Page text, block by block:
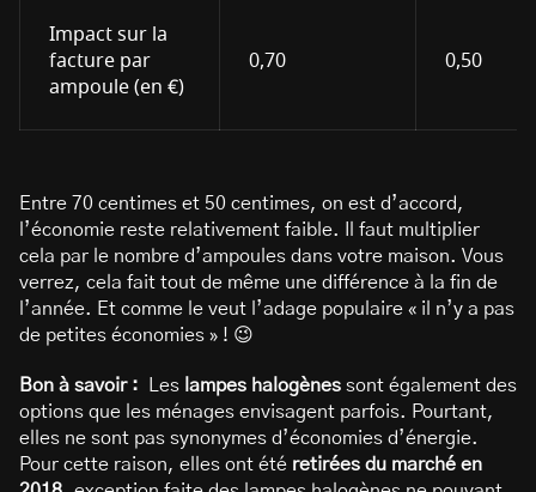
Impact sur la
facture par
ampoule (en €)
0,70 0,50
Entre 70 centimes et 50 centimes, on est d’accord,
l’économie reste relativement faible. Il faut multiplier
cela par le nombre d’ampoules dans votre maison. Vous
verrez, cela fait tout de même une différence à la fin de
l’année. Et comme le veut l’adage populaire « il n’y a pas
de petites économies » ! 😉
Bon à savoir : Les lampes halogènes sont également des
options que les ménages envisagent parfois. Pourtant,
elles ne sont pas synonymes d’économies d’énergie.
Pour cette raison, elles ont été retirées du marché en